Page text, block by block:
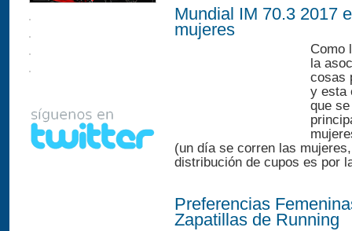
Mundial IM 70.3 2017
mujeres
Como
la
cosas
y esta
que
(un día se corren las
distribución de cupos es por
Preferencias
Zapatillas de Running